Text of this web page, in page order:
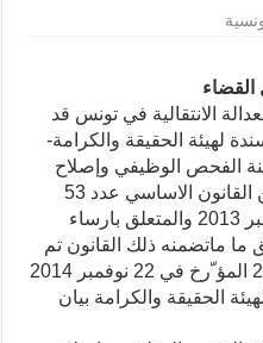
القضاء
الانتقالية في تونس قد
لهيئة الحقيقة والكرامة-
الفحص الوظيفي وإصلاح
المؤسسات” (الفصل 43 رابعا من القانون الاساسي عدد 53
لسنة 2013 المؤرخ في 24 ديسمبر 2013 والمتعلق بارساء
ما ماتضمنه ذلك القانون تم
بمقتضى القرار عدد 1 لسنة 2014 المؤ ّرخ في 22 نوفمبر 2014
الحقيقة والكرامة بيان